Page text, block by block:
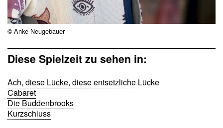
© Anke Neugebauer
Diese Spielzeit zu sehen in:
Ach, diese Lücke, diese entsetzliche Lücke
Cabaret
Die Buddenbrooks
Kurzschluss